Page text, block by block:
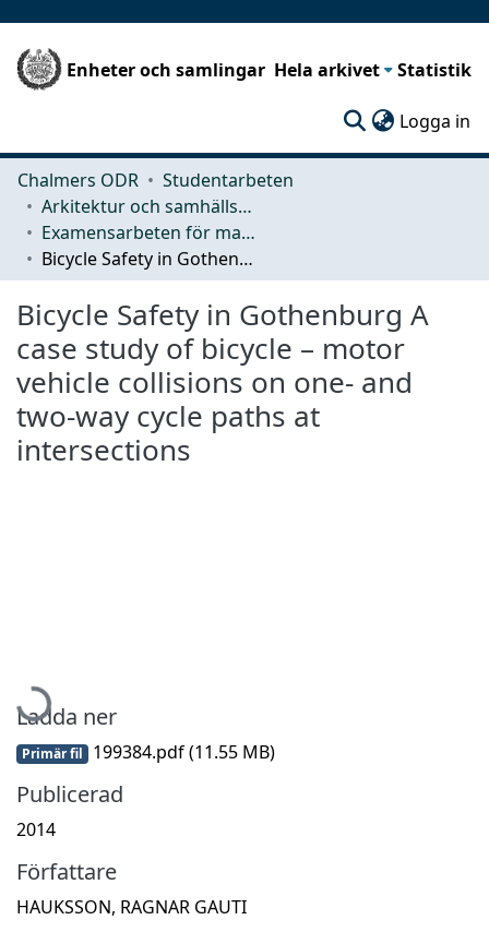
Enheter och samlingar Hela arkivet Statistik
Logga in
Chalmers ODR
Studentarbeten
Arkitektur och samhällsbyggnadsteknik (ACE)
Examensarbeten för masterexamen
Bicycle Safety in Gothenburg A case study of bicycle – motor vehicle collisions on one- and two-way cycle paths at intersections
Bicycle Safety in Gothenburg A
case study of bicycle – motor
vehicle collisions on one- and
two-way cycle paths at
intersections
Hämtar...
Ladda ner
Primär fil 199384.pdf(11.55 MB)
Publicerad
2014
Författare
HAUKSSON, RAGNAR GAUTI